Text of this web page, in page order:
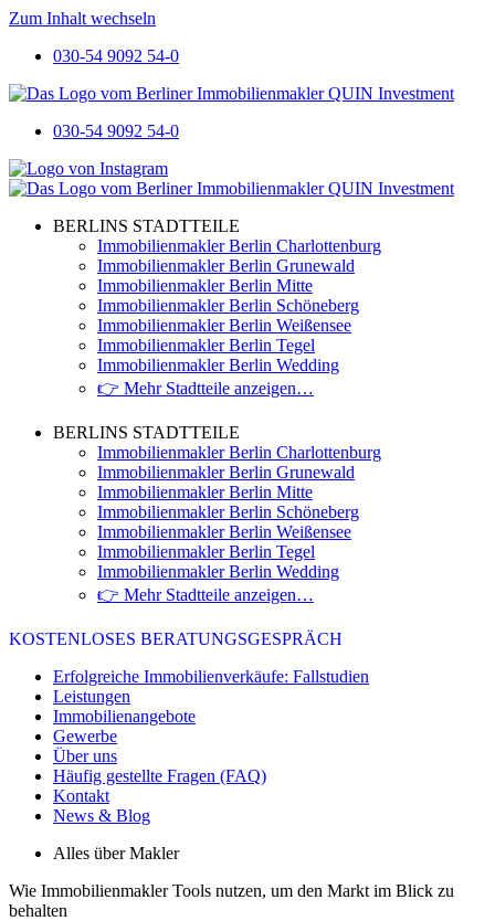
Zum Inhalt wechseln
030-54 9092 54-0
030-54 9092 54-0
BERLINS STADTTEILE
Immobilienmakler Berlin Charlottenburg
Immobilienmakler Berlin Grunewald
Immobilienmakler Berlin Mitte
Immobilienmakler Berlin Schöneberg
Immobilienmakler Berlin Weißensee
Immobilienmakler Berlin Tegel
Immobilienmakler Berlin Wedding
👉 Mehr Stadtteile anzeigen…
BERLINS STADTTEILE
Immobilienmakler Berlin Charlottenburg
Immobilienmakler Berlin Grunewald
Immobilienmakler Berlin Mitte
Immobilienmakler Berlin Schöneberg
Immobilienmakler Berlin Weißensee
Immobilienmakler Berlin Tegel
Immobilienmakler Berlin Wedding
👉 Mehr Stadtteile anzeigen…
KOSTENLOSES BERATUNGSGESPRÄCH
Erfolgreiche Immobilienverkäufe: Fallstudien
Leistungen
Immobilienangebote
Gewerbe
Über uns
Häufig gestellte Fragen (FAQ)
Kontakt
News & Blog
Alles über Makler
Wie Immobilienmakler Tools nutzen, um den Markt im Blick zu
behalten